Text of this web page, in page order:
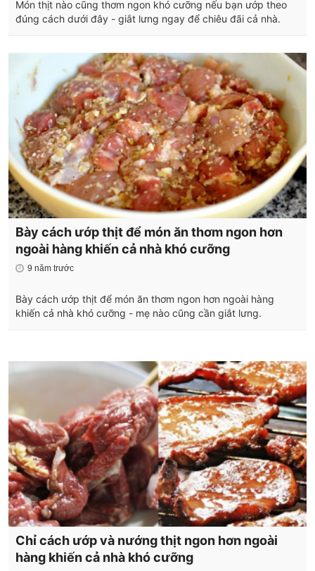
Món thịt nào cũng thơm ngon khó cưỡng nếu bạn ướp theo
đúng cách dưới đây - giắt lưng ngay để chiêu đãi cả nhà.
Bày cách ướp thịt để món ăn thơm ngon hơn
ngoài hàng khiến cả nhà khó cưỡng
9 năm trước
Bày cách ướp thịt để món ăn thơm ngon hơn ngoài hàng
khiến cả nhà khó cưỡng - mẹ nào cũng cần giắt lưng.
Chỉ cách ướp và nướng thịt ngon hơn ngoài
hàng khiến cả nhà khó cưỡng